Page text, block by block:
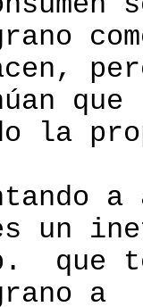
la
a
un
que
a